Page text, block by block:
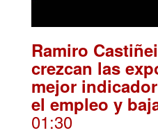
Ramiro
crezcan las
mejor
el empleo y
01:30